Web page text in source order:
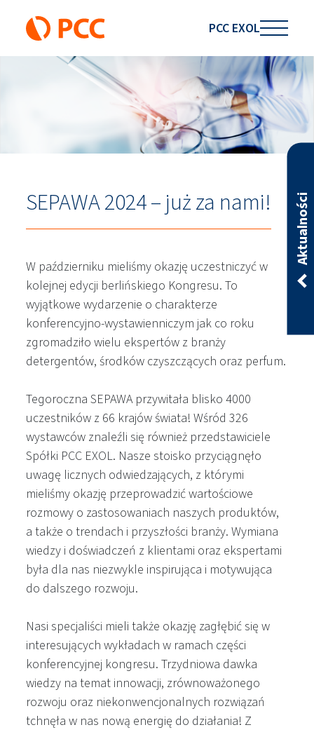
PCC EXOL
Aktualności
SEPAWA 2024 – już za nami!
W październiku mieliśmy okazję uczestniczyć w
kolejnej edycji berlińskiego Kongresu. To
wyjątkowe wydarzenie o charakterze
konferencyjno-wystawienniczym jak co roku
zgromadziło wielu ekspertów z branży
detergentów, środków czyszczących oraz perfum.
Tegoroczna SEPAWA przywitała blisko 4000
uczestników z 66 krajów świata! Wśród 326
wystawców znaleźli się również przedstawiciele
Spółki PCC EXOL. Nasze stoisko przyciągnęło
uwagę licznych odwiedzających, z którymi
mieliśmy okazję przeprowadzić wartościowe
rozmowy o zastosowaniach naszych produktów,
a także o trendach i przyszłości branży. Wymiana
wiedzy i doświadczeń z klientami oraz ekspertami
była dla nas niezwykle inspirująca i motywująca
do dalszego rozwoju.
Nasi specjaliści mieli także okazję zagłębić się w
interesujących wykładach w ramach części
konferencyjnej kongresu. Trzydniowa dawka
wiedzy na temat innowacji, zrównoważonego
rozwoju oraz niekonwencjonalnych rozwiązań
tchnęła w nas nową energię do działania! Z